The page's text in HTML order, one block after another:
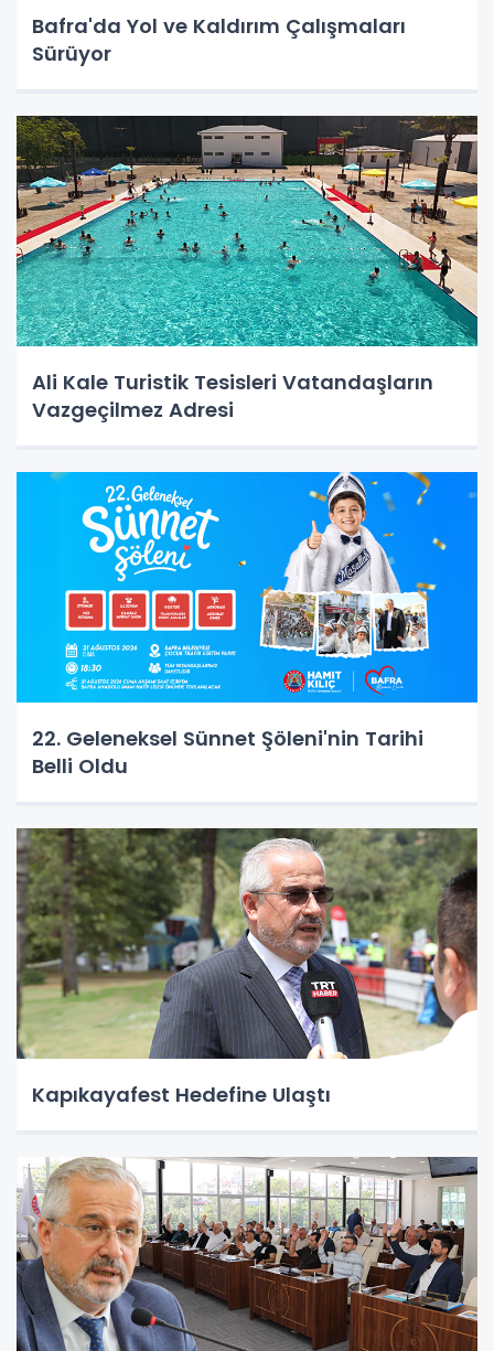
Bafra'da Yol ve Kaldırım Çalışmaları
Sürüyor
Ali Kale Turistik Tesisleri Vatandaşların
Vazgeçilmez Adresi
22. Geleneksel Sünnet Şöleni'nin Tarihi
Belli Oldu
Kapıkayafest Hedefine Ulaştı